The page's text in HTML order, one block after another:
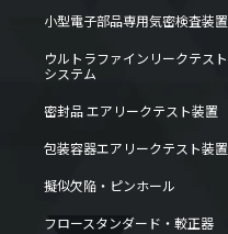
小型電子部品専用気密検査装置
ウルトラファインリークテスト
システム
密封品 エアリークテスト装置
包装容器エアリークテスト装置
擬似欠陥・ピンホール
フロースタンダード・較正器